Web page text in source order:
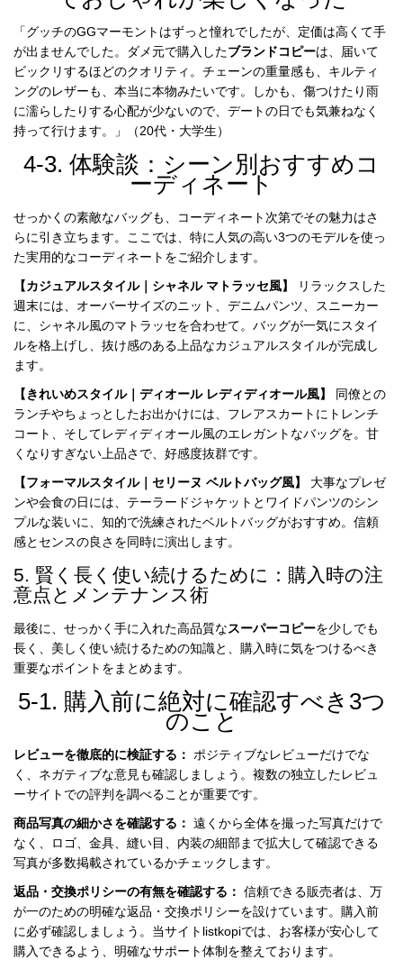
「グッチのGGマーモントはずっと憧れでしたが、定価は高くて手
が出ませんでした。ダメ元で購入したブランドコピーは、届いて
ビックリするほどのクオリティ。チェーンの重量感も、キルティ
ングのレザーも、本当に本物みたいです。しかも、傷つけたり雨
に濡らしたりする心配が少ないので、デートの日でも気兼ねなく
持って行けます。」（20代・大学生）
4-3. 体験談：シーン別おすすめコ
ーディネート
せっかくの素敵なバッグも、コーディネート次第でその魅力はさ
らに引き立ちます。ここでは、特に人気の高い3つのモデルを使っ
た実用的なコーディネートをご紹介します。
【カジュアルスタイル｜シャネル マトラッセ風】
リラックスした
週末には、オーバーサイズのニット、デニムパンツ、スニーカー
に、シャネル風のマトラッセを合わせて。バッグが一気にスタイ
ルを格上げし、抜け感のある上品なカジュアルスタイルが完成し
ます。
【きれいめスタイル｜ディオール レディディオール風】
同僚との
ランチやちょっとしたお出かけには、フレアスカートにトレンチ
コート、そしてレディディオール風のエレガントなバッグを。甘
くなりすぎない上品さで、好感度抜群です。
【フォーマルスタイル｜セリーヌ ベルトバッグ風】
大事なプレゼ
ンや会食の日には、テーラードジャケットとワイドパンツのシン
プルな装いに、知的で洗練されたベルトバッグがおすすめ。信頼
感とセンスの良さを同時に演出します。
5. 賢く長く使い続けるために：購入時の注
意点とメンテナンス術
最後に、せっかく手に入れた高品質なスーパーコピーを少しでも
長く、美しく使い続けるための知識と、購入時に気をつけるべき
重要なポイントをまとめます。
5-1. 購入前に絶対に確認すべき3つ
のこと
レビューを徹底的に検証する：
ポジティブなレビューだけでな
く、ネガティブな意見も確認しましょう。複数の独立したレビュ
ーサイトでの評判を調べることが重要です。
商品写真の細かさを確認する： 遠くから全体を撮った写真だけで
なく、ロゴ、金具、縫い目、内装の細部まで拡大して確認できる
写真が多数掲載されているかチェックします。
返品・交換ポリシーの有無を確認する： 信頼できる販売者は、万
が一のための明確な返品・交換ポリシーを設けています。購入前
に必ず確認しましょう。当サイト listkopiでは、お客様が安心して
購入できるよう、明確なサポート体制を整えております。